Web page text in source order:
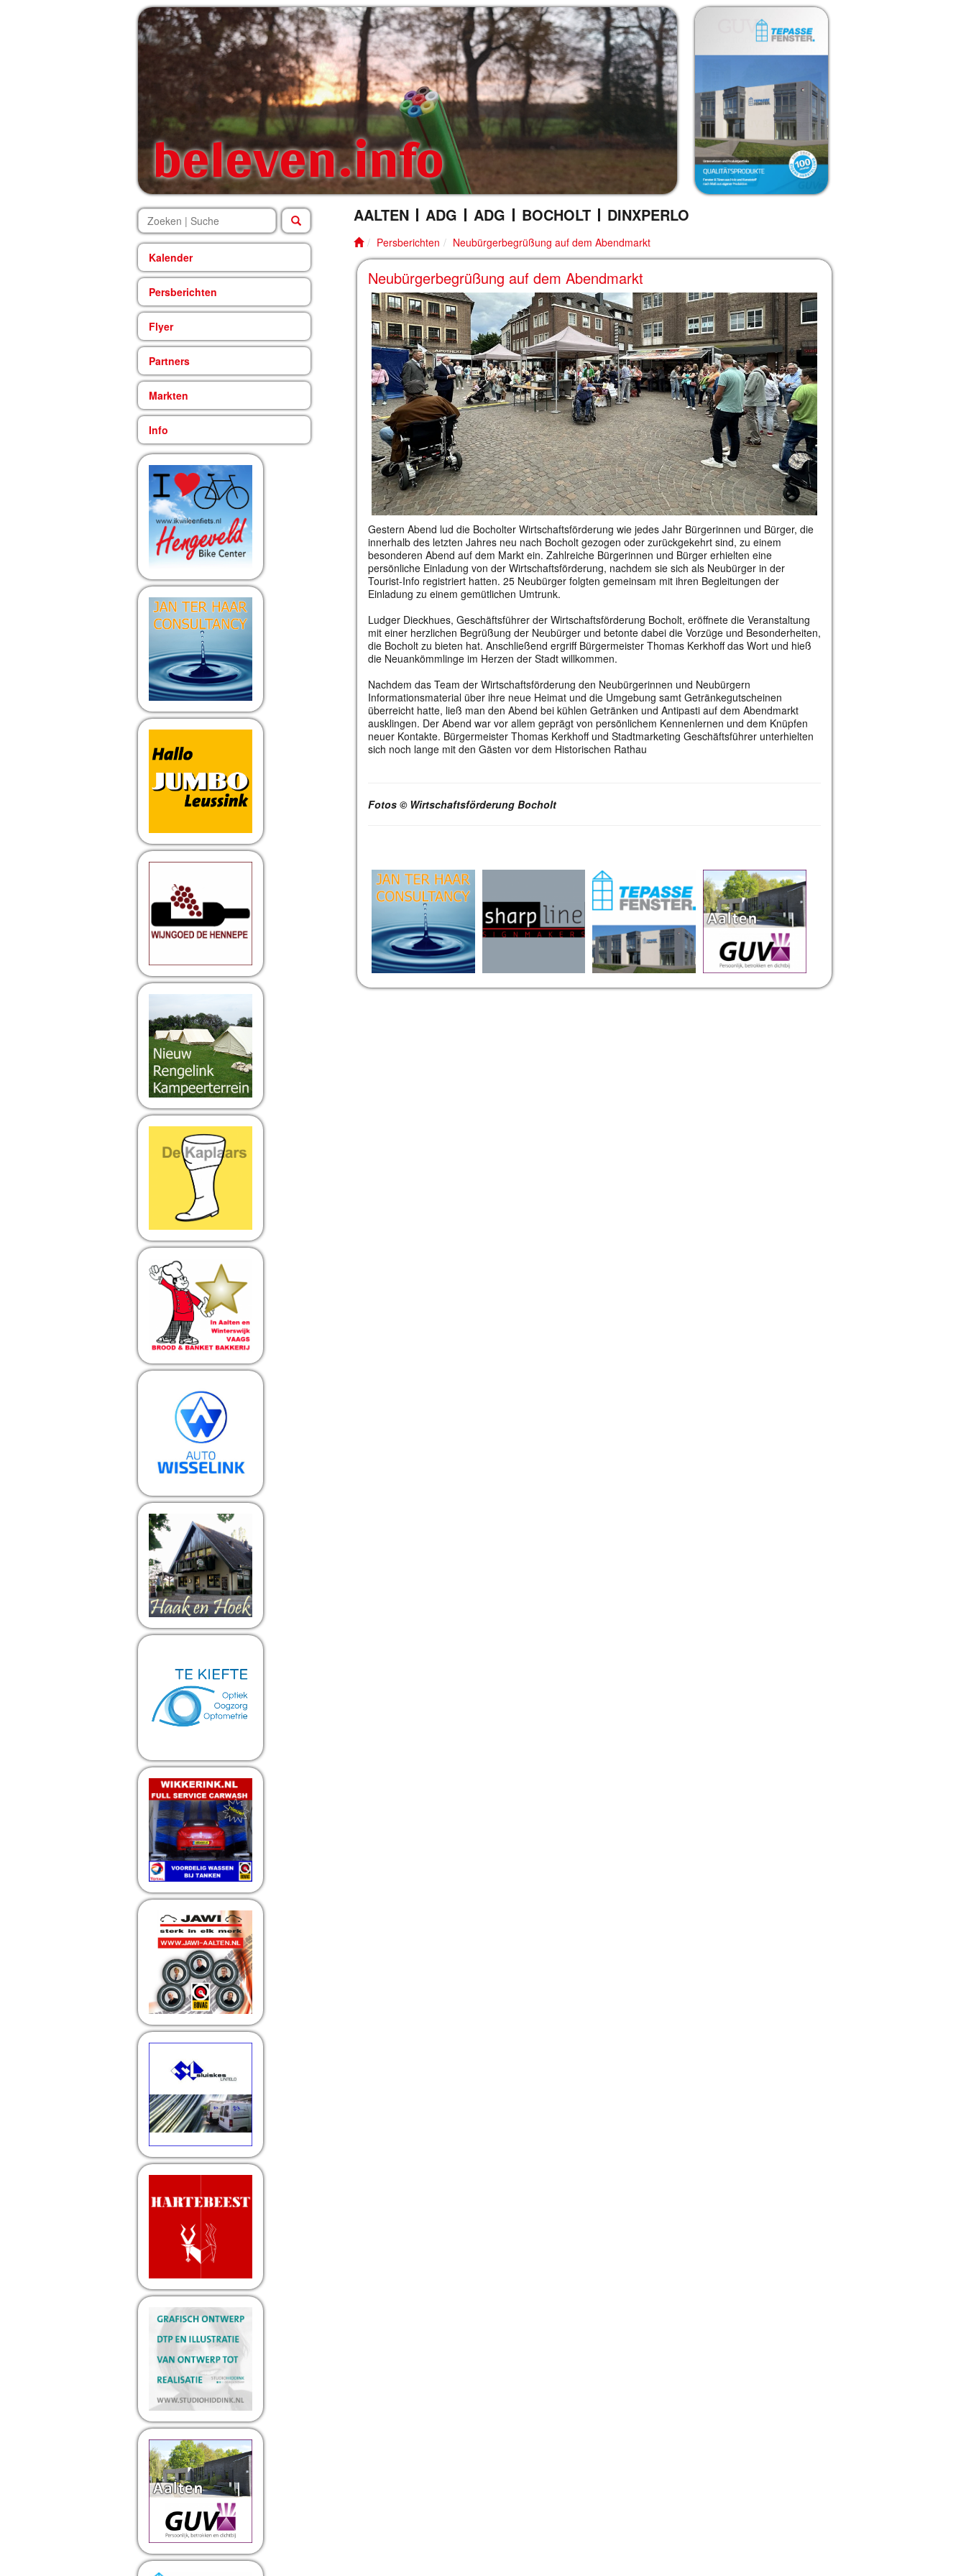
beleven.info
Kalender
Persberichten
Flyer
Partners
Markten
Info
AALTEN ADG ADG BOCHOLT DINXPERLO
Persberichten Neubürgerbegrüßung auf dem Abendmarkt
Neubürgerbegrüßung auf dem Abendmarkt
Gestern Abend lud die Bocholter Wirtschaftsförderung wie jedes Jahr Bürgerinnen und Bürger, die
innerhalb des letzten Jahres neu nach Bocholt gezogen oder zurückgekehrt sind, zu einem
besonderen Abend auf dem Markt ein. Zahlreiche Bürgerinnen und Bürger erhielten eine
persönliche Einladung von der Wirtschaftsförderung, nachdem sie sich als Neubürger in der
Tourist-Info registriert hatten. 25 Neubürger folgten gemeinsam mit ihren Begleitungen der
Einladung zu einem gemütlichen Umtrunk.
Ludger Dieckhues, Geschäftsführer der Wirtschaftsförderung Bocholt, eröffnete die Veranstaltung
mit einer herzlichen Begrüßung der Neubürger und betonte dabei die Vorzüge und Besonderheiten,
die Bocholt zu bieten hat. Anschließend ergriff Bürgermeister Thomas Kerkhoff das Wort und hieß
die Neuankömmlinge im Herzen der Stadt willkommen.
Nachdem das Team der Wirtschaftsförderung den Neubürgerinnen und Neubürgern
Informationsmaterial über ihre neue Heimat und die Umgebung samt Getränkegutscheinen
überreicht hatte, ließ man den Abend bei kühlen Getränken und Antipasti auf dem Abendmarkt
ausklingen. Der Abend war vor allem geprägt von persönlichem Kennenlernen und dem Knüpfen
neuer Kontakte. Bürgermeister Thomas Kerkhoff und Stadtmarketing Geschäftsführer unterhielten
sich noch lange mit den Gästen vor dem Historischen Rathau
Fotos © Wirtschaftsförderung Bocholt